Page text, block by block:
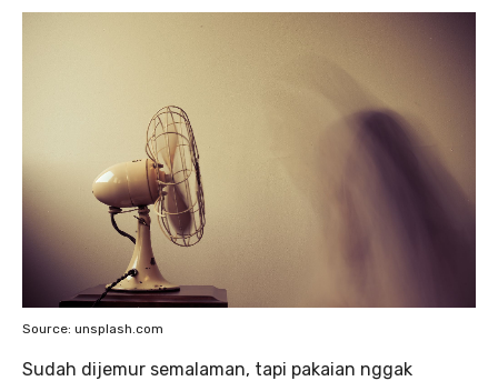
Source: unsplash.com
Sudah dijemur semalaman, tapi pakaian nggak